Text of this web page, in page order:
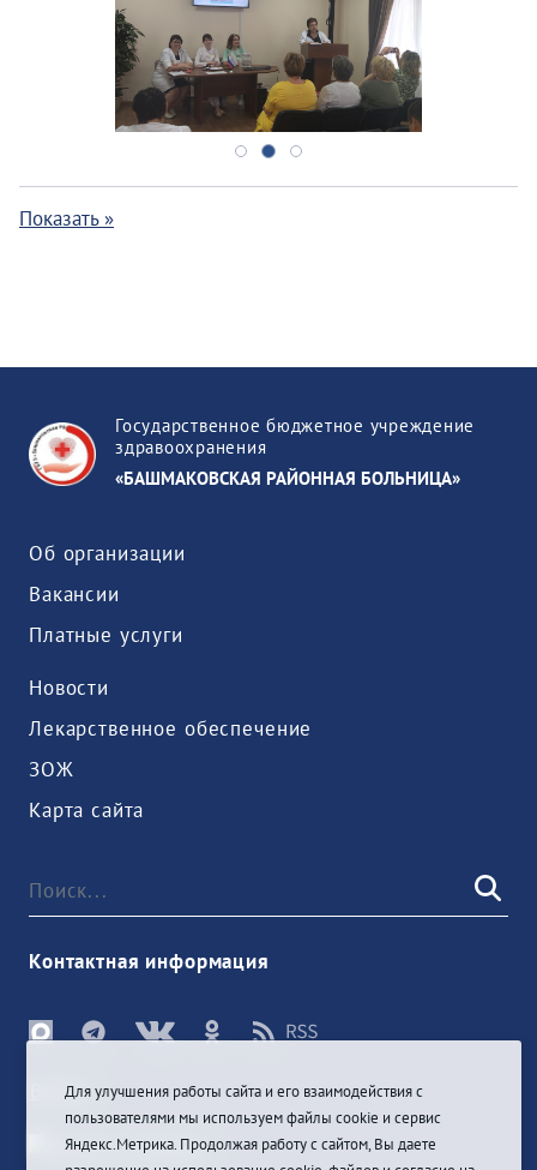
Показать »
Государственное бюджетное учреждение
здравоохранения
«БАШМАКОВСКАЯ РАЙОННАЯ БОЛЬНИЦА»
Об организации
Вакансии
Платные услуги
Новости
Лекарственное обеспечение
ЗОЖ
Карта сайта
Контактная информация
ВойтиДля улучшения работы сайта и его взаимодействия с
пользователями мы используем файлы cookie и сервис
Яндекс.Метрика. Продолжая работу с сайтом, Вы даете